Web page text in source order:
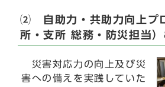
⑵ 自助力・共助力向上プ
所・支所 総務・防災担当
災害対応力の向上及び災
害への備えを実践していた